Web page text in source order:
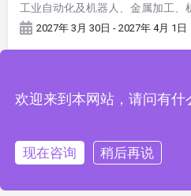
工业自动化及机器人、金属加工、
2027年 3月 30日 - 2027年 4月 1日
欢迎来到本网站，请问有什
现在咨询 稍后再说